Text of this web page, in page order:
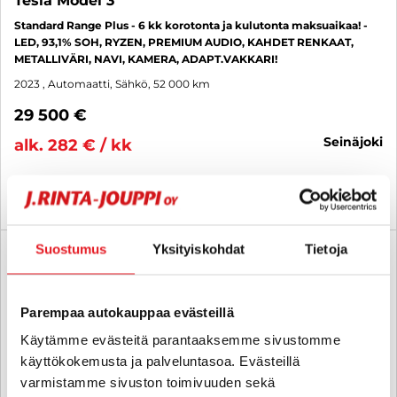
Suostumus Yksityiskohdat Tietoja
Parempaa autokauppaa evästeillä
Käytämme evästeitä parantaaksemme sivustomme
käyttökokemusta ja palveluntasoa. Evästeillä
varmistamme sivuston toimivuuden sekä
Standard Range Plus - 6 kk korotonta ja kulutonta maksuaikaa! -
LED, 93,1% SOH, RYZEN, PREMIUM AUDIO, KAHDET RENKAAT,
METALLIVÄRI, NAVI, KAMERA, ADAPT.VAKKARI!
2023 , Automaatti, Sähkö, 52 000 km
29 500 €
alk. 282 € / kk
seinäjoki
KATSO TIEDOT WHATSAPP
6 kk korotonta ja kulutonta